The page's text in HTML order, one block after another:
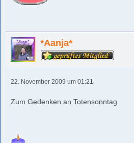
*Aanja*
22. November 2009 um 01:21
Zum Gedenken an Totensonntag